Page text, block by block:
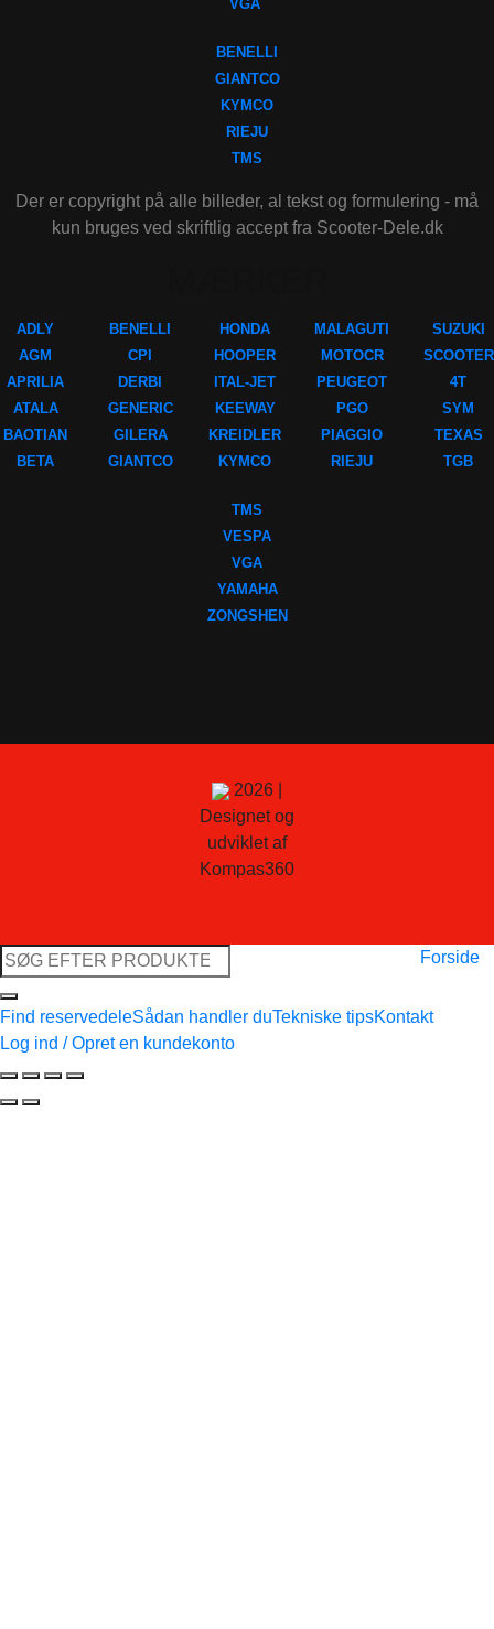
VGA
BENELLI
GIANTCO
KYMCO
RIEJU
TMS
Der er copyright på alle billeder, al tekst og formulering - må
kun bruges ved skriftlig accept fra Scooter-Dele.dk
ADLY
AGM
APRILIA
ATALA
BAOTIAN
BETA
BENELLI
CPI
DERBI
GENERIC
GILERA
GIANTCO
HONDA
HOOPER
ITAL-JET
KEEWAY
KREIDLER
KYMCO
MALAGUTI
MOTOCR
PEUGEOT
PGO
PIAGGIO
RIEJU
SUZUKI
SCOOTER
4T
SYM
TEXAS
TGB
TMS
VESPA
VGA
YAMAHA
ZONGSHEN
2026 |
Designet og
udviklet af
Kompas360
Søg
efter:
Forside
Find reservedeleSådan handler duTekniske tipsKontakt
Log ind / Opret en kundekonto